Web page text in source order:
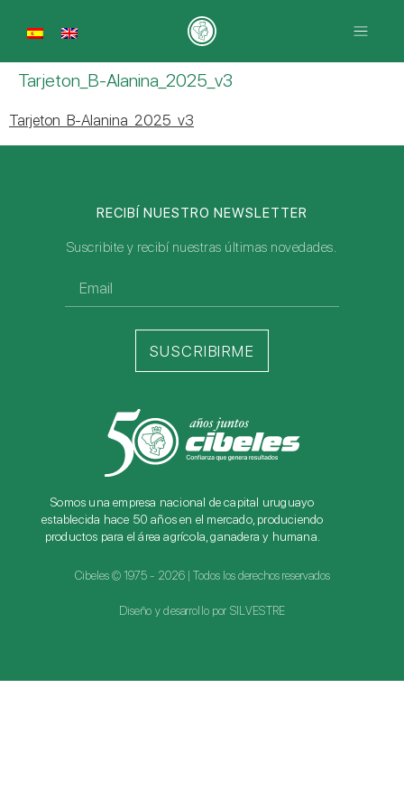
Tarjeton_B-Alanina_2025_v3
Tarjeton_B-Alanina_2025_v3
Somos una empresa nacional de capital uruguayo
establecida hace 50 años en el mercado, produciendo
productos para el área agrícola, ganadera y humana.
Cibeles © 1975 - 2026 | Todos los derechos reservados
Diseño y desarrollo por SILVESTRE
RECIBÍ NUESTRO NEWSLETTER
Suscribite y recibí nuestras últimas novedades.
SUSCRIBIRME